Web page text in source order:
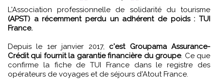
L'Association professionnelle de solidarité du tourisme
(APST) a récemment perdu un adhérent de poids : TUI
France.
Depuis le 1er janvier 2017, c'est Groupama Assurance-
Crédit qui fournit la garantie financière du groupe. Ce que
confirme la fiche de TUI France dans le registre des
opérateurs de voyages et de séjours d'Atout France.